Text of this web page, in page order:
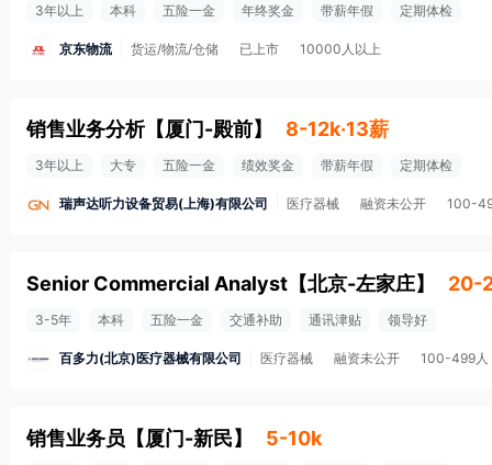
3年以上 本科 五险一金 年终奖金 带薪年假 定期体检
京东物流 货运/物流/仓储 已上市 10000人以上
销售业务分析 【厦门-殿前】 8-12k·13薪
3年以上 大专 五险一金 绩效奖金 带薪年假 定期体检
瑞声达听力设备贸易(上海)有限公司 医疗器械 融资未公开 100-
Senior Commercial Analyst 【北京-左家庄】 20-
3-5年 本科 五险一金 交通补助 通讯津贴 领导好
百多力(北京)医疗器械有限公司 医疗器械 融资未公开 100-499人
销售业务员 【厦门-新民】 5-10k